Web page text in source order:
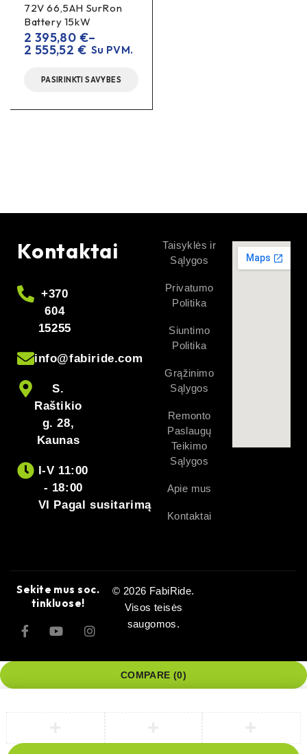
72V 66,5AH SurRon
Battery 15kW
2 395,80 €–
2 555,52 € Su PVM.
PASIRINKTI SAVYBES
Kontaktai
+370
604
15255
info@fabiride.com
S.
Raštikio
g. 28,
Kaunas
I-V 11:00
- 18:00
VI Pagal susitarimą
Taisyklės ir
Sąlygos
Privatumo
Politika
Siuntimo
Politika
Grąžinimo
Sąlygos
Remonto
Paslaugų
Teikimo
Sąlygos
Apie mus
Kontaktai
Sekite mus soc.
tinkluose!
© 2026 FabiRide.
Visos teisės
saugomos.
COMPARE (0)